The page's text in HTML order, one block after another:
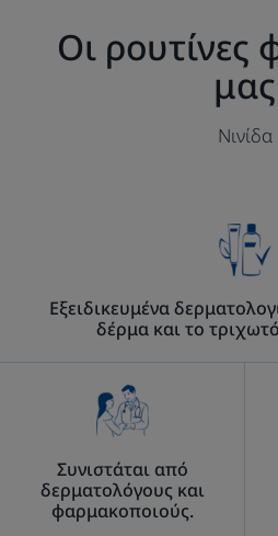
Οι ρουτίνες
μας
Νινίδα
Εξειδικευμένα
δέρμα και το
Συνιστάται από
δερματολόγους και
φαρμακοποιούς.